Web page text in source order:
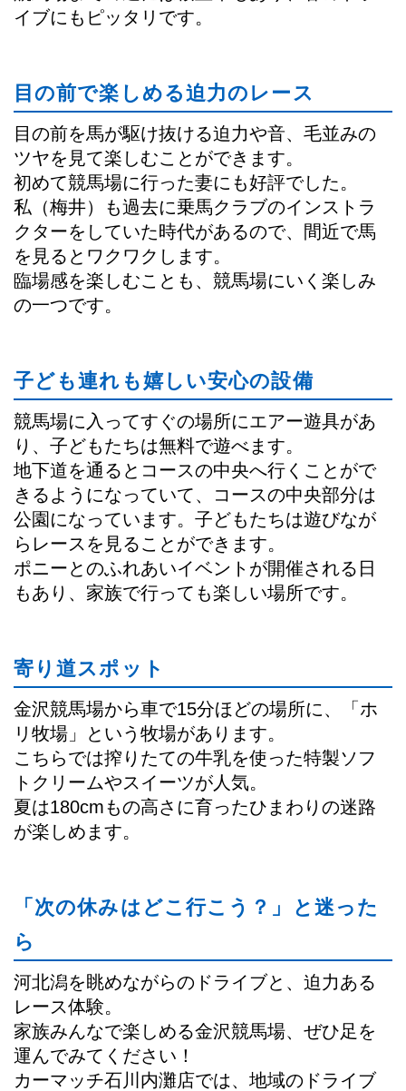
イブにもピッタリです。
目の前で楽しめる迫力のレース
目の前を馬が駆け抜ける迫力や音、毛並みの
ツヤを見て楽しむことができます。
初めて競馬場に行った妻にも好評でした。
私（梅井）も過去に乗馬クラブのインストラ
クターをしていた時代があるので、間近で馬
を見るとワクワクします。
臨場感を楽しむことも、競馬場にいく楽しみ
の一つです。
子ども連れも嬉しい安心の設備
競馬場に入ってすぐの場所にエアー遊具があ
り、子どもたちは無料で遊べます。
地下道を通るとコースの中央へ行くことがで
きるようになっていて、コースの中央部分は
公園になっています。子どもたちは遊びなが
らレースを見ることができます。
ポニーとのふれあいイベントが開催される日
もあり、家族で行っても楽しい場所です。
寄り道スポット
金沢競馬場から車で15分ほどの場所に、「ホ
リ牧場」という牧場があります。
こちらでは搾りたての牛乳を使った特製ソフ
トクリームやスイーツが人気。
夏は180cmもの高さに育ったひまわりの迷路
が楽しめます。
「次の休みはどこ行こう？」と迷った
ら
河北潟を眺めながらのドライブと、迫力ある
レース体験。
家族みんなで楽しめる金沢競馬場、ぜひ足を
運んでみてください！
カーマッチ石川内灘店では、地域のドライブ